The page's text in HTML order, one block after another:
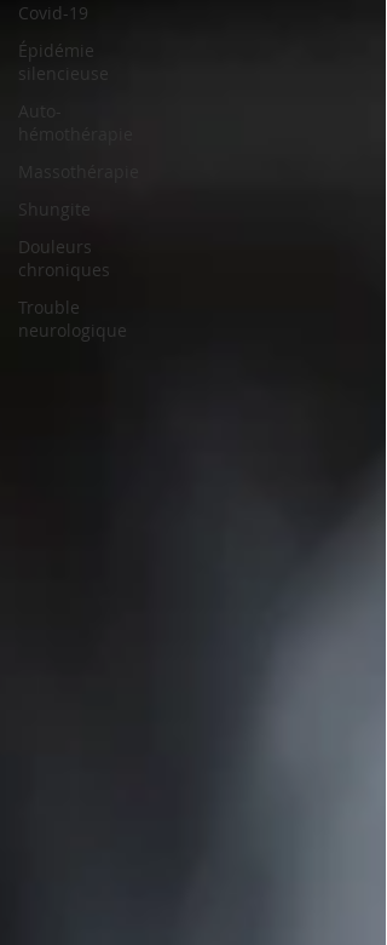
Covid-19
Épidémie
silencieuse
Auto-
Shungite
Douleurs
chroniques
Trouble
neurologique